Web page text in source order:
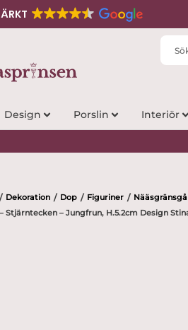
Design Porslin Interiör
/ Dekoration / Dop / Figuriner /
Stjärntecken – Jungfrun, H.5.2cm Design